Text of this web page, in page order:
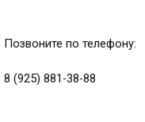
Позвоните по телефону:
8 (925) 881-38-88